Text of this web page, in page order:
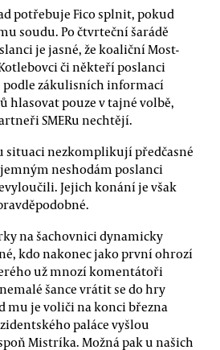
potřebuje Fico splnit, pokud
soudu. Po čtvrteční šarádě
je jasné, že koaliční Most-
či někteří poslanci
podle zákulisních informací
hlasovat pouze v tajné volbě,
SMERu nechtějí.
situaci nezkomplikují předčasné
neshodám poslanci
Jejich konání je však
na šachovnici dynamicky
kdo nakonec jako první ohrozí
už mnozí komentátoři
šance vrátit se do hry
mu je voliči na konci března
paláce vyšlou
Mistríka. Možná pak u našich